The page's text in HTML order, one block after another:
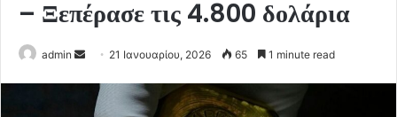
– Ξεπέρασε τις 4.800 δολάρια
admin
Send
email
21 Ιανουαρίου, 2026 65 1 minute read